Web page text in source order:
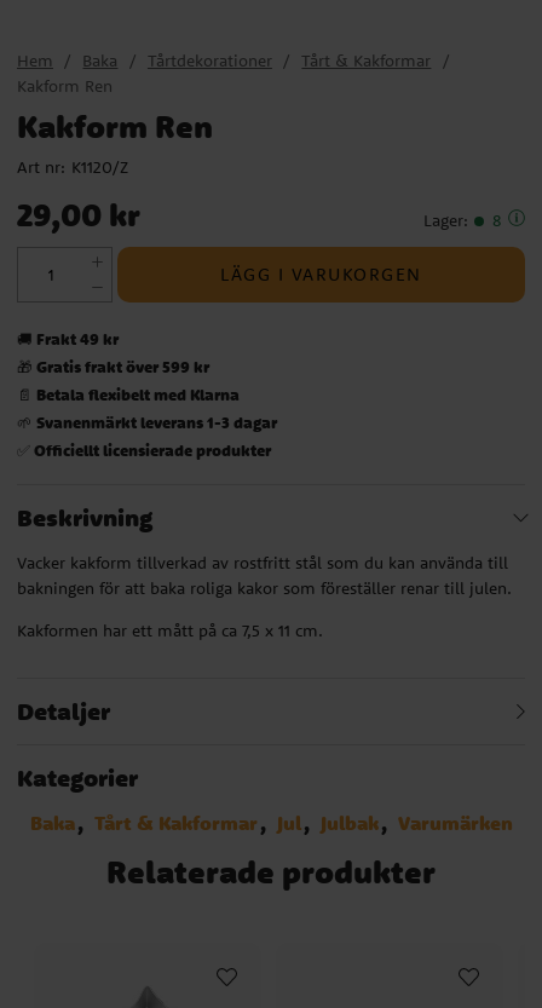
Hem Baka Tårtdekorationer
Tårt & Kakformar
Kakform Ren
Kakform Ren
Art nr: K1120/Z
Pris: 29,00 kr
29,00 kr Lager: 8
LÄGG I VARUKORGEN
🚚 Frakt 49 kr
🎁 Gratis frakt över 599 kr
📄 Betala flexibelt med Klarna
🌱 Svanenmärkt leverans 1-3 dagar
✅ Officiellt licensierade produkter
Beskrivning
Vacker kakform tillverkad av rostfritt stål som du kan använda till
bakningen för att baka roliga kakor som föreställer renar till julen.
Kakformen har ett mått på ca 7,5 x 11 cm.
Detaljer
Kategorier
Baka Tårt & Kakformar Jul Julbak Varumärken
Relaterade produkter